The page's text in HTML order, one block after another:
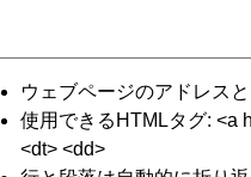
ウェブページのアドレス
使用できるHTMLタグ: <a
<dt> <dd>